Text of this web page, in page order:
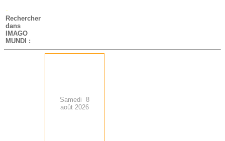
-
Rechercher
dans
IMAGO
MUNDI :
Samedi 8
août 2026